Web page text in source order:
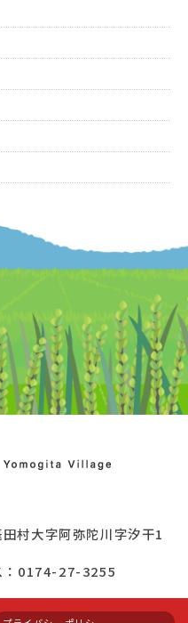
村大字阿弥陀川字汐干1
：0174-27-3255